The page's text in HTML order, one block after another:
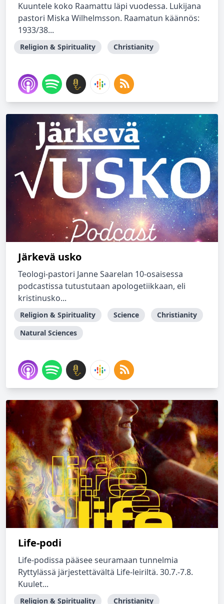
Kuuntele koko Raamattu läpi vuodessa. Lukijana
pastori Miska Wilhelmsson. Raamatun käännös:
1933/38...
Religion & Spirituality Christianity
Järkevä usko
Teologi-pastori Janne Saarelan 10-osaisessa
podcastissa tutustutaan apologetiikkaan, eli
kristinusko...
Religion & Spirituality Science
Christianity
Natural Sciences
Life-podi
Life-podissa pääsee seuramaan tunnelmia
Ryttylässä järjestettävältä Life-leiriltä. 30.7.-7.8.
Kuulet...
Religion & Spirituality Christianity